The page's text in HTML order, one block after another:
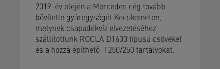
2019. év elején a Mercedes cég tovább
bővítette gyáregységét Kecskeméten,
melynek csapadékvíz elvezetéséhez
szállítottunk ROCLA D1600 típusú csöveket
és a hozzá építhető T250/250 tartályokat.